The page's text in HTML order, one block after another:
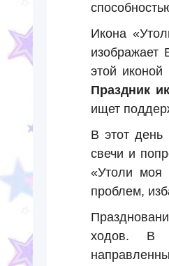
Икона
изображает
этой
Праздник
ищет
В этот день
свечи и
«Утоли моя
проблем,
ходов. В